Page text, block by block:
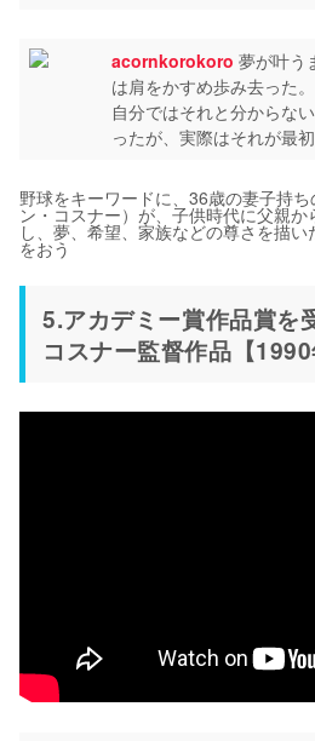
acornkorokoro 夢が叶う
は肩をかすめ歩み去った
自分ではそれと分からな
ったが、実際はそれが最
野球をキーワードに、36歳の妻子持
ン・コスナー）が、子供時代に父親
し、夢、希望、家族などの尊さを描
をおう
5.アカデミー賞作品賞を
コスナー監督作品【1990